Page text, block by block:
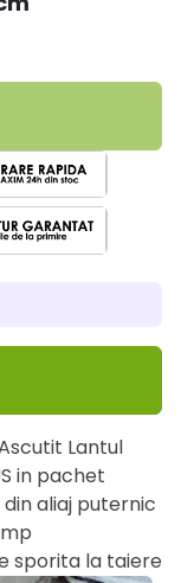
Lantul
in pachet
din aliaj puternic
sporita la taiere